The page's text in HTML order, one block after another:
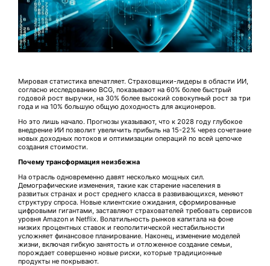
Мировая статистика впечатляет. Страховщики-лидеры в области ИИ,
согласно исследованию BCG, показывают на 60% более быстрый
годовой рост выручки, на 30% более высокий совокупный рост за три
года и на 10% большую общую доходность для акционеров.
Но это лишь начало. Прогнозы указывают, что к 2028 году глубокое
внедрение ИИ позволит увеличить прибыль на 15-22% через сочетание
новых доходных потоков и оптимизации операций по всей цепочке
создания стоимости.
Почему трансформация неизбежна
На отрасль одновременно давят несколько мощных сил.
Демографические изменения, такие как старение населения в
развитых странах и рост среднего класса в развивающихся, меняют
структуру спроса. Новые клиентские ожидания, сформированные
цифровыми гигантами, заставляют страхователей требовать сервисов
уровня Amazon и Netflix. Волатильность рынков капитала на фоне
низких процентных ставок и геополитической нестабильности
усложняет финансовое планирование. Наконец, изменение моделей
жизни, включая гибкую занятость и отложенное создание семьи,
порождает совершенно новые риски, которые традиционные
продукты не покрывают.